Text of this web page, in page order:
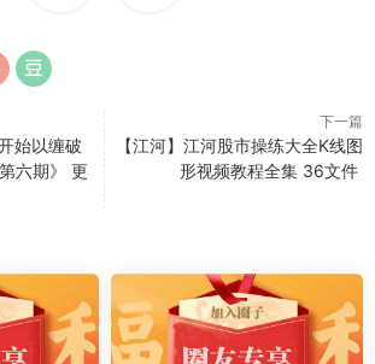
始以缠破
六期》 更
下一篇
【江河】江河股市操练大全K线图
形视频教程全集 36文件